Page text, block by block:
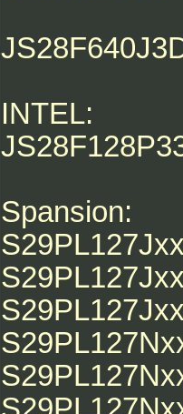
INTEL:
Spansion: